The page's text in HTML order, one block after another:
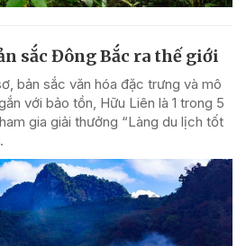
sắc Đông Bắc ra thế giới
bản sắc văn hóa đặc trưng và mô
với bảo tồn, Hữu Liên là 1 trong 5
gia giải thưởng “Làng du lịch tốt